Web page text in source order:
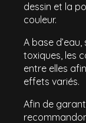
dessin et la
couleur.
A base
toxiques, les
entre elles
effets variés.
Afin de